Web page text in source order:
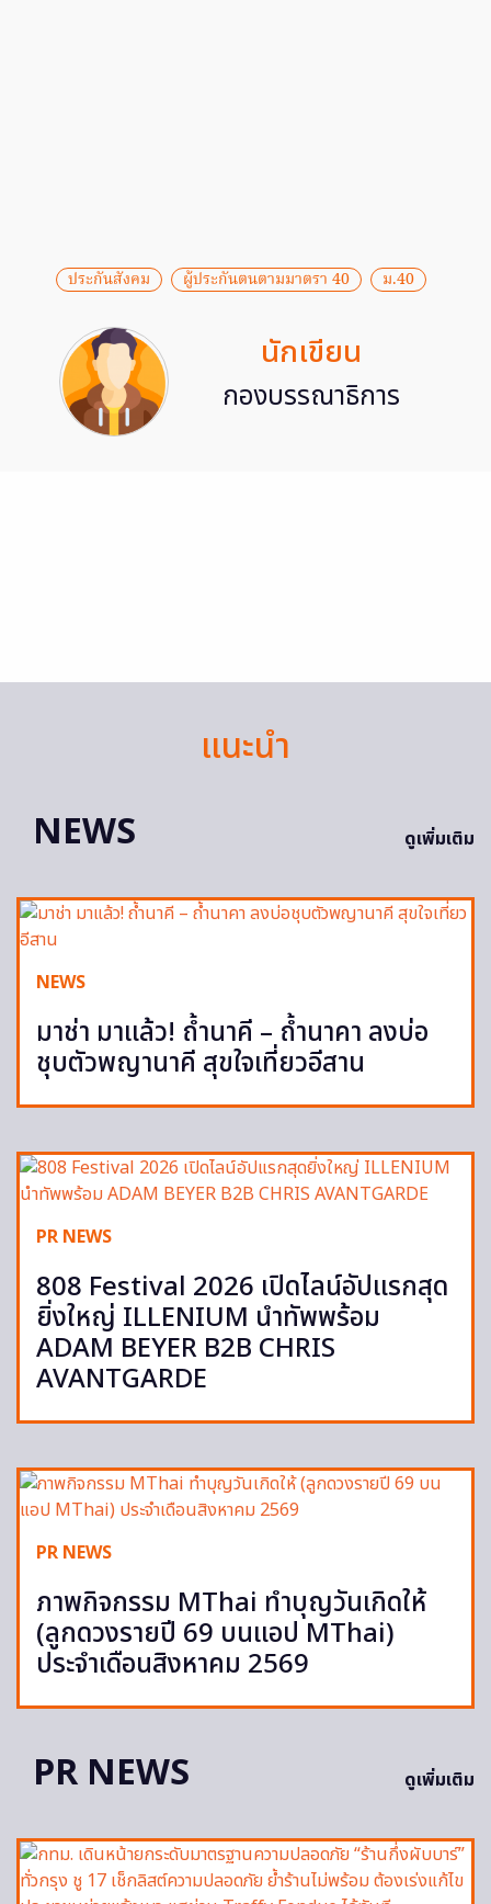
ประกันสังคม ผู้ประกันตนตามมาตรา 40 ม.40
นักเขียน
กองบรรณาธิการ
แนะนำ
NEWS
ดูเพิ่มเติม
NEWS
มาช่า มาแล้ว! ถ้ำนาคี – ถ้ำนาคา ลงบ่อ
ชุบตัวพญานาคี สุขใจเที่ยวอีสาน
PR NEWS
808 Festival 2026 เปิดไลน์อัปแรกสุด
ยิ่งใหญ่ ILLENIUM นำทัพพร้อม
ADAM BEYER B2B CHRIS
AVANTGARDE
PR NEWS
ภาพกิจกรรม MThai ทำบุญวันเกิดให้
(ลูกดวงรายปี 69 บนแอป MThai)
ประจำเดือนสิงหาคม 2569
PR NEWS ดูเพิ่มเติม